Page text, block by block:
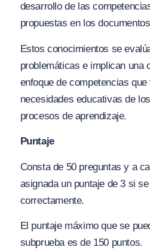
desarrollo de las
propuestas en los
Estos conocimientos se
problemáticas e implican una
enfoque de competencias
necesidades educativas de
procesos de aprendizaje.
Puntaje
Consta de 50 preguntas y a
asignada un puntaje de 3 si
correctamente.
El puntaje máximo que se
subprueba es de 150 puntos.